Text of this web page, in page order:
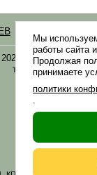
2021-2026 ©
трав: выбор
Мы
работы сайта
Продолжая
принимаете
политики
.